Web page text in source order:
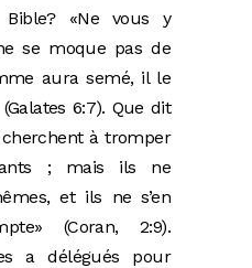
«Ne vous y
se moque pas de
aura semé, il le
6:7). Que dit
à tromper
; mais ils ne
et ils ne s’en
(Coran, 2:9).
a délégués pour